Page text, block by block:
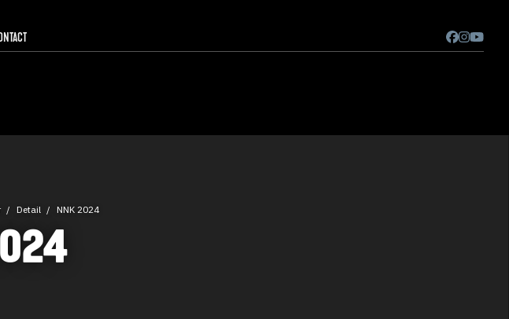
Detail NNK 2024